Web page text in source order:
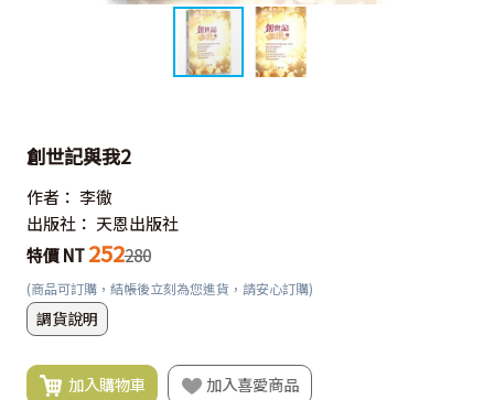
創世記與我2
作者： 李徹
出版社： 天恩出版社
特價 NT 252280
(商品可訂購，結帳後立刻為您進貨，請安心訂購)
調貨說明
加入購物車 加入喜愛商品